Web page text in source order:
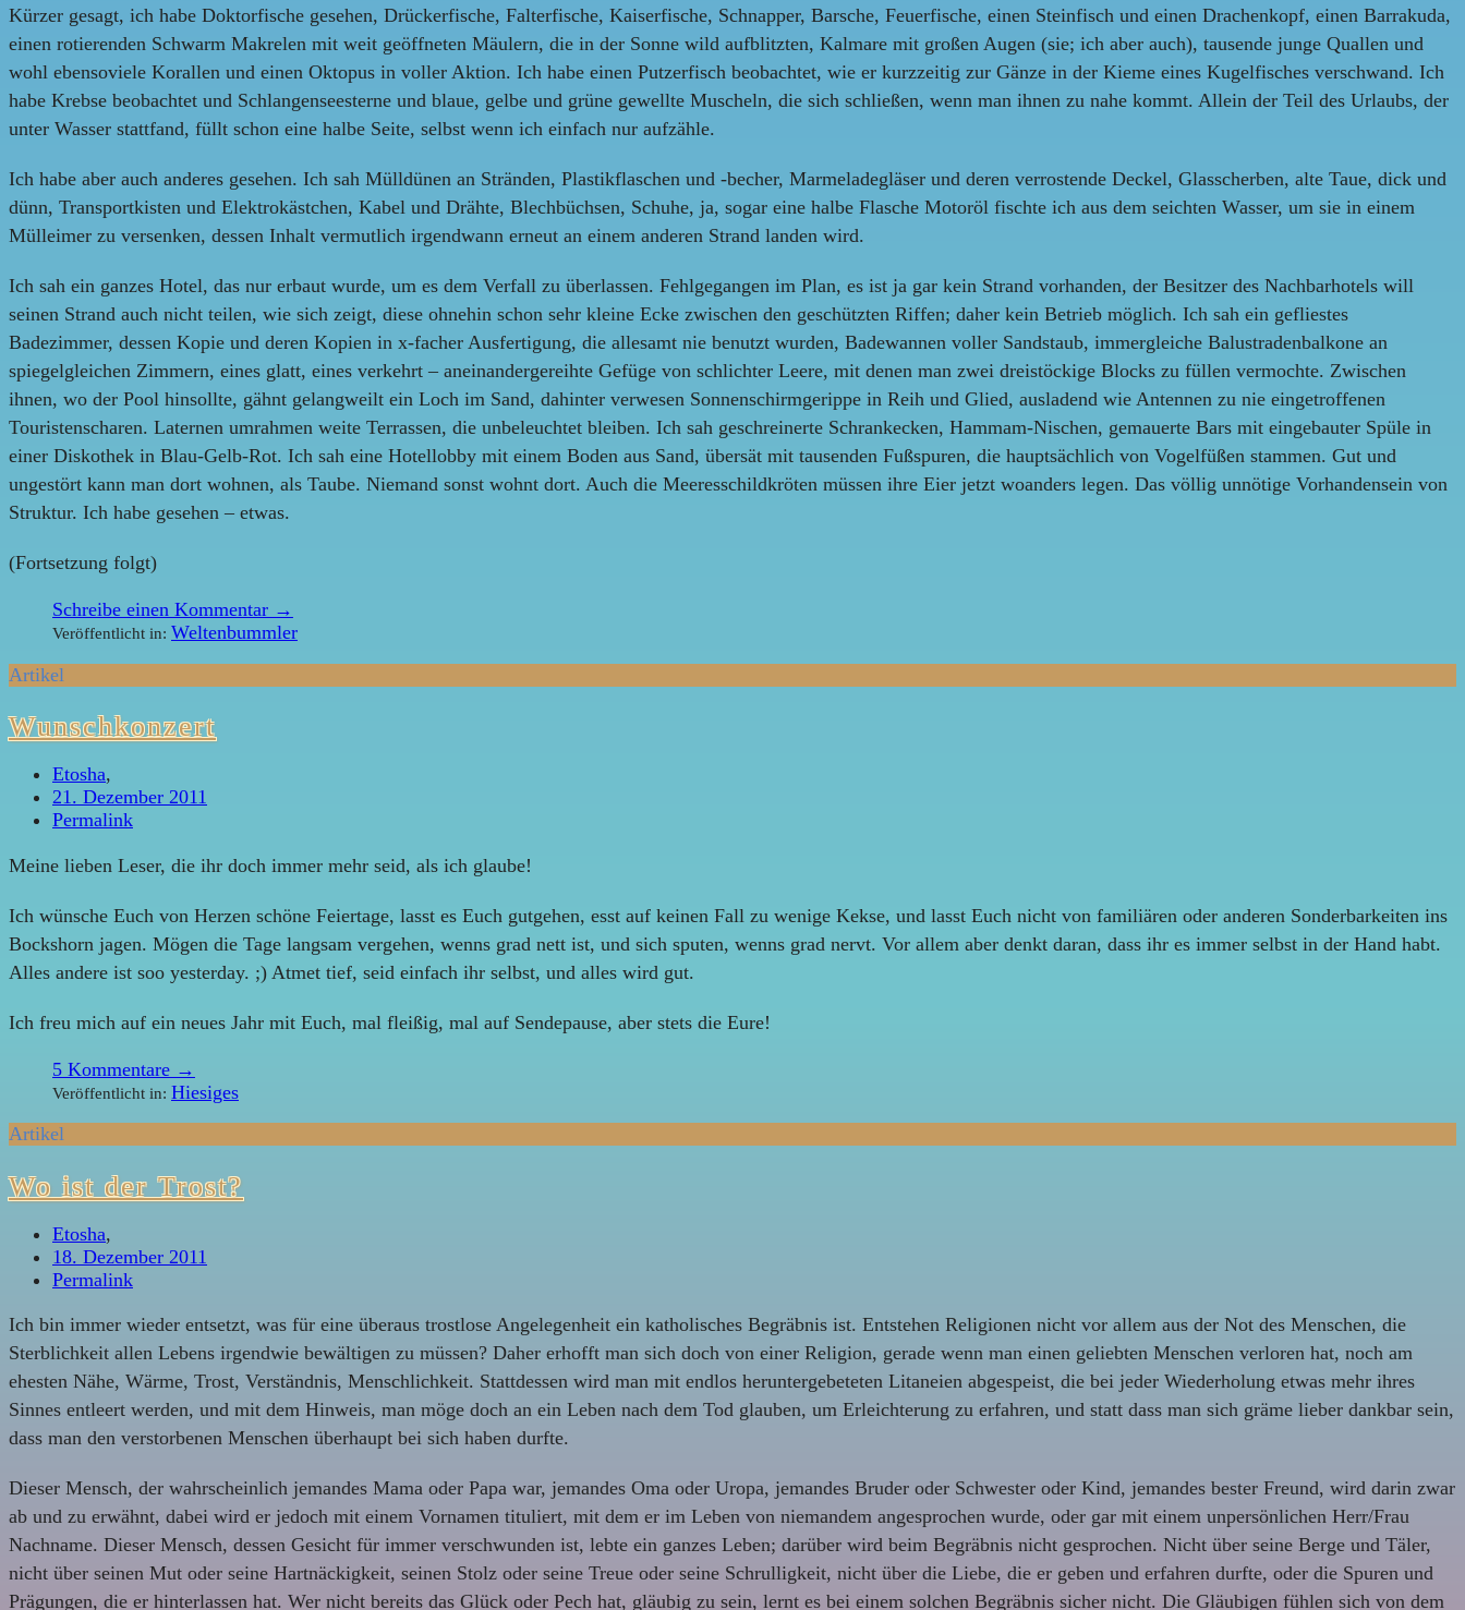
Kürzer gesagt, ich habe Doktorfische gesehen, Drückerfische, Falterfische, Kaiserfische, Schnapper, Barsche, Feuerfische, einen Steinfisch und einen Drachenkopf, einen Barrakuda,
einen rotierenden Schwarm Makrelen mit weit geöffneten Mäulern, die in der Sonne wild aufblitzten, Kalmare mit großen Augen (sie; ich aber auch), tausende junge Quallen und
wohl ebensoviele Korallen und einen Oktopus in voller Aktion. Ich habe einen Putzerfisch beobachtet, wie er kurzzeitig zur Gänze in der Kieme eines Kugelfisches verschwand. Ich
habe Krebse beobachtet und Schlangenseesterne und blaue, gelbe und grüne gewellte Muscheln, die sich schließen, wenn man ihnen zu nahe kommt. Allein der Teil des Urlaubs, der
unter Wasser stattfand, füllt schon eine halbe Seite, selbst wenn ich einfach nur aufzähle.
Ich habe aber auch anderes gesehen. Ich sah Mülldünen an Stränden, Plastikflaschen und -becher, Marmeladegläser und deren verrostende Deckel, Glasscherben, alte Taue, dick und
dünn, Transportkisten und Elektrokästchen, Kabel und Drähte, Blechbüchsen, Schuhe, ja, sogar eine halbe Flasche Motoröl fischte ich aus dem seichten Wasser, um sie in einem
Mülleimer zu versenken, dessen Inhalt vermutlich irgendwann erneut an einem anderen Strand landen wird.
Ich sah ein ganzes Hotel, das nur erbaut wurde, um es dem Verfall zu überlassen. Fehlgegangen im Plan, es ist ja gar kein Strand vorhanden, der Besitzer des Nachbarhotels will
seinen Strand auch nicht teilen, wie sich zeigt, diese ohnehin schon sehr kleine Ecke zwischen den geschützten Riffen; daher kein Betrieb möglich. Ich sah ein gefliestes
Badezimmer, dessen Kopie und deren Kopien in x-facher Ausfertigung, die allesamt nie benutzt wurden, Badewannen voller Sandstaub, immergleiche Balustradenbalkone an
spiegelgleichen Zimmern, eines glatt, eines verkehrt – aneinandergereihte Gefüge von schlichter Leere, mit denen man zwei dreistöckige Blocks zu füllen vermochte. Zwischen
ihnen, wo der Pool hinsollte, gähnt gelangweilt ein Loch im Sand, dahinter verwesen Sonnenschirmgerippe in Reih und Glied, ausladend wie Antennen zu nie eingetroffenen
Touristenscharen. Laternen umrahmen weite Terrassen, die unbeleuchtet bleiben. Ich sah geschreinerte Schrankecken, Hammam-Nischen, gemauerte Bars mit eingebauter Spüle in
einer Diskothek in Blau-Gelb-Rot. Ich sah eine Hotellobby mit einem Boden aus Sand, übersät mit tausenden Fußspuren, die hauptsächlich von Vogelfüßen stammen. Gut und
ungestört kann man dort wohnen, als Taube. Niemand sonst wohnt dort. Auch die Meeresschildkröten müssen ihre Eier jetzt woanders legen. Das völlig unnötige Vorhandensein von
Struktur. Ich habe gesehen – etwas.
(Fortsetzung folgt)
Schreibe einen Kommentar →
Veröffentlicht in: Weltenbummler
Artikel
Wunschkonzert
Etosha,
21. Dezember 2011
Permalink
Meine lieben Leser, die ihr doch immer mehr seid, als ich glaube!
Ich wünsche Euch von Herzen schöne Feiertage, lasst es Euch gutgehen, esst auf keinen Fall zu wenige Kekse, und lasst Euch nicht von familiären oder anderen Sonderbarkeiten ins
Bockshorn jagen. Mögen die Tage langsam vergehen, wenns grad nett ist, und sich sputen, wenns grad nervt. Vor allem aber denkt daran, dass ihr es immer selbst in der Hand habt.
Alles andere ist soo yesterday. ;) Atmet tief, seid einfach ihr selbst, und alles wird gut.
Ich freu mich auf ein neues Jahr mit Euch, mal fleißig, mal auf Sendepause, aber stets die Eure!
5 Kommentare →
Veröffentlicht in: Hiesiges
Artikel
Wo ist der Trost?
Etosha,
18. Dezember 2011
Permalink
Ich bin immer wieder entsetzt, was für eine überaus trostlose Angelegenheit ein katholisches Begräbnis ist. Entstehen Religionen nicht vor allem aus der Not des Menschen, die
Sterblichkeit allen Lebens irgendwie bewältigen zu müssen? Daher erhofft man sich doch von einer Religion, gerade wenn man einen geliebten Menschen verloren hat, noch am
ehesten Nähe, Wärme, Trost, Verständnis, Menschlichkeit. Stattdessen wird man mit endlos heruntergebeteten Litaneien abgespeist, die bei jeder Wiederholung etwas mehr ihres
Sinnes entleert werden, und mit dem Hinweis, man möge doch an ein Leben nach dem Tod glauben, um Erleichterung zu erfahren, und statt dass man sich gräme lieber dankbar sein,
dass man den verstorbenen Menschen überhaupt bei sich haben durfte.
Dieser Mensch, der wahrscheinlich jemandes Mama oder Papa war, jemandes Oma oder Uropa, jemandes Bruder oder Schwester oder Kind, jemandes bester Freund, wird darin zwar
ab und zu erwähnt, dabei wird er jedoch mit einem Vornamen tituliert, mit dem er im Leben von niemandem angesprochen wurde, oder gar mit einem unpersönlichen Herr/Frau
Nachname. Dieser Mensch, dessen Gesicht für immer verschwunden ist, lebte ein ganzes Leben; darüber wird beim Begräbnis nicht gesprochen. Nicht über seine Berge und Täler,
nicht über seinen Mut oder seine Hartnäckigkeit, seinen Stolz oder seine Treue oder seine Schrulligkeit, nicht über die Liebe, die er geben und erfahren durfte, oder die Spuren und
Prägungen, die er hinterlassen hat. Wer nicht bereits das Glück oder Pech hat, gläubig zu sein, lernt es bei einem solchen Begräbnis sicher nicht. Die Gläubigen fühlen sich von dem